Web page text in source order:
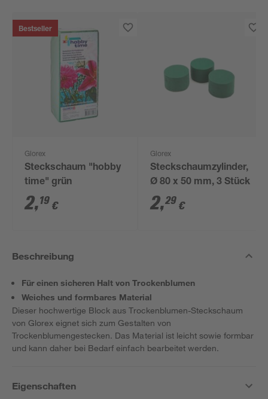
Bestseller
Glorex
Steckschaum "hobby
time" grün
2,19 €
Glorex
Steckschaumzylinder,
Ø 80 x 50 mm, 3 Stück
2,29 €
Beschreibung
Für einen sicheren Halt von Trockenblumen
Weiches und formbares Material
Dieser hochwertige Block aus Trockenblumen-Steckschaum
von Glorex eignet sich zum Gestalten von
Trockenblumengestecken. Das Material ist leicht sowie formbar
und kann daher bei Bedarf einfach bearbeitet werden.
Eigenschaften